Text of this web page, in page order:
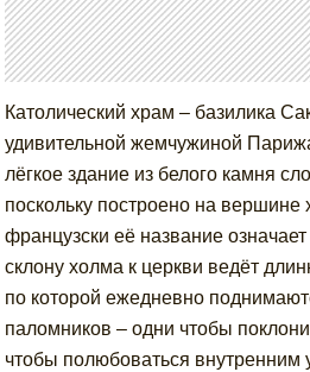
Католический храм – базилика
удивительной жемчужиной
лёгкое здание из белого камня
поскольку построено на
французски её название
склону холма к церкви ведёт
по которой ежедневно
паломников – одни чтобы
чтобы полюбоваться внутренним